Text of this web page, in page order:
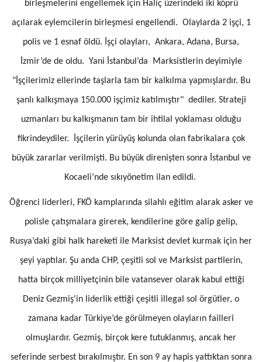
birleşmelerini engellemek için Haliç üzerindeki iki köprü
açılarak eylemcilerin birleşmesi engellendi. Olaylarda 2 işçi, 1
polis ve 1 esnaf öldü. İşçi olayları, Ankara, Adana, Bursa,
İzmir’de de oldu. Yani İstanbul’da Marksistlerin deyimiyle
"İşçilerimiz ellerinde taşlarla tam bir kalkılma yapmışlardır. Bu
şanlı kalkışmaya 150.000 işçimiz katılmıştır" dediler. Strateji
uzmanları bu kalkışmanın tam bir ihtilal yoklaması olduğu
fikrindeydiler. İşçilerin yürüyüş kolunda olan fabrikalara çok
büyük zararlar verilmişti. Bu büyük direnişten sonra İstanbul ve
Kocaeli’nde sıkıyönetim ilan edildi.
Öğrenci liderleri, FKÖ kamplarında silahlı eğitim alarak asker ve
polisle çatışmalara girerek, kendilerine göre galip gelip,
Rusya’daki gibi halk hareketi ile Marksist devlet kurmak için her
şeyi yaptılar. Şu anda CHP, çeşitli sol ve Marksist partilerin,
hatta birçok milliyetçinin bile vatansever olarak kabul ettiği
Deniz Gezmiş'in liderlik ettiği çeşitli illegal sol örgütler, o
zamana kadar Türkiye’de görülmeyen olayların failleri
olmuşlardır. Gezmiş, birçok kere tutuklanmış, ancak her
seferinde serbest bırakılmıştır. En son 9 ay hapis yattıktan sonra